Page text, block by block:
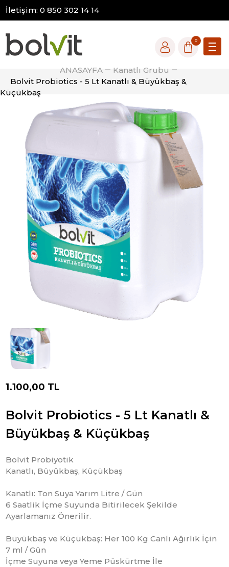
İletişim: 0 850 302 14 14
0
ANASAYFA
Kanatlı Grubu
Bolvit Probiotics - 5 Lt Kanatlı & Büyükbaş &
Küçükbaş
1.100,00 TL
Bolvit Probiotics - 5 Lt Kanatlı &
Büyükbaş & Küçükbaş
Bolvit Probiyotik
Kanatlı, Büyükbaş, Küçükbaş
Kanatlı: Ton Suya Yarım Litre / Gün
6 Saatlik İçme Suyunda Bitirilecek Şekilde
Ayarlamanız Önerilir.
Büyükbaş ve Küçükbaş: Her 100 Kg Canlı Ağırlık İçin
7 ml / Gün
İçme Suyuna veya Yeme Püskürtme İle